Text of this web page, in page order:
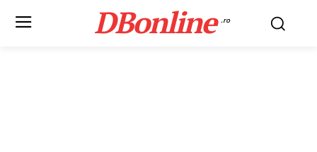
DBonline .ro